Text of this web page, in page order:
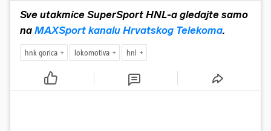
Sve utakmice SuperSport HNL-a gledajte samo
na MAXSport kanalu Hrvatskog Telekoma.
hnk gorica lokomotiva hnl